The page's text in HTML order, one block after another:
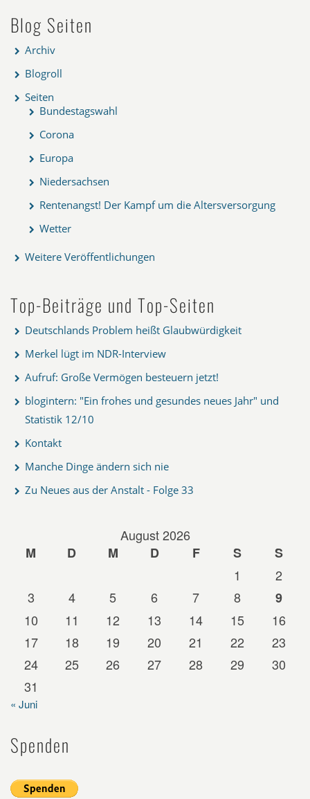
Blog Seiten
Archiv
Blogroll
Seiten
Bundestagswahl
Corona
Europa
Niedersachsen
Rentenangst! Der Kampf um die Altersversorgung
Wetter
Weitere Veröffentlichungen
Top-Beiträge und Top-Seiten
Deutschlands Problem heißt Glaubwürdigkeit
Merkel lügt im NDR-Interview
Aufruf: Große Vermögen besteuern jetzt!
blogintern: "Ein frohes und gesundes neues Jahr" und
Statistik 12/10
Kontakt
Manche Dinge ändern sich nie
Zu Neues aus der Anstalt - Folge 33
August 2026
M
D M D F S
S
1
2
3
4 5 6 7 8
9
10
11 12 13 14 15
16
17
18 19 20 21 22
23
24
25 26 27 28 29
30
31
« Juni
Spenden